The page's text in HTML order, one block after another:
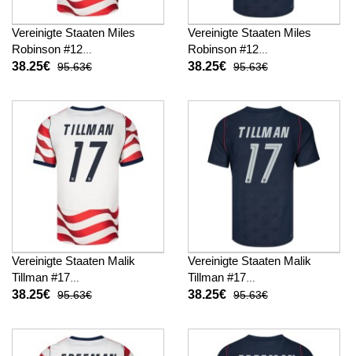
Vereinigte Staaten Miles
Robinson #12
Fußballbekleidung Heimtrikot
38.25€ 95.63€
Vereinigte Staaten Miles
Robinson #12
Fußballbekleidung
Kurzarm
38.25€ 95.63€
Vereinigte Staaten Malik
Tillman #17
Fußballbekleidung Heimtrikot
38.25€ 95.63€
Vereinigte Staaten Malik
Tillman #17
Fußballbekleidung
Kurzarm
38.25€ 95.63€